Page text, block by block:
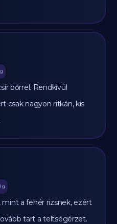
g
bőrrel. Rendkívül
csak nagyon ritkán, kis
g
a fehér rizsnek, ezért
tart a teltségérzet.